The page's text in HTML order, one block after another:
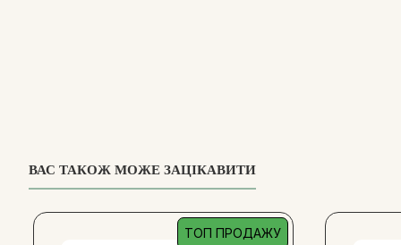
ВАС ТАКОЖ МОЖЕ ЗАЦІКАВИТИ
ТОП ПРОДАЖУ